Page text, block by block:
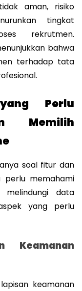
aman, risiko
tingkat
rekrutmen.
bahwa
terhadap tata
Perlu
Memilih
soal fitur dan
perlu memahami
data
yang perlu
Keamanan
keamanan